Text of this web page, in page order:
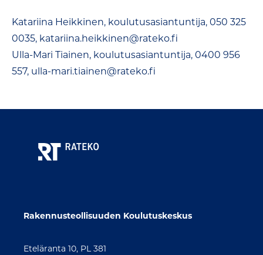
Katariina Heikkinen, koulutusasiantuntija, 050 325
0035, katariina.heikkinen@rateko.fi
Ulla-Mari Tiainen, koulutusasiantuntija, 0400 956
557, ulla-mari.tiainen@rateko.fi
Rakennusteollisuuden Koulutuskeskus
Eteläranta 10, PL 381